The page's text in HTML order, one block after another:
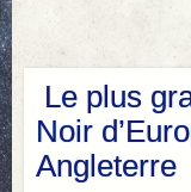
Le plus
Noir
Angleterre